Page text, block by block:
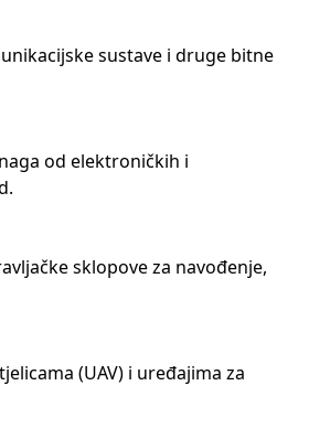
sustave i druge bitne
od elektroničkih i
sklopove za navođenje,
(UAV) i uređajima za